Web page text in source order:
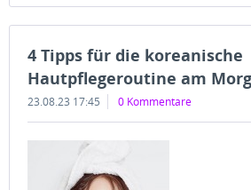
4 Tipps für die koreanische
Hautpflegeroutine am
23.08.23 17:45 0 Kommentare